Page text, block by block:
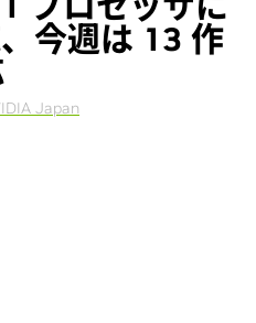
今週は 13 作
Japan